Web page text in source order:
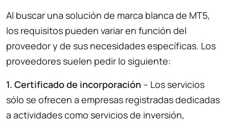
Al buscar una solución de marca blanca de MT5,
los requisitos pueden variar en función del
proveedor y de sus necesidades específicas. Los
proveedores suelen pedir lo siguiente:
1. Certificado de incorporación – Los servicios
sólo se ofrecen a empresas registradas dedicadas
a actividades como servicios de inversión,